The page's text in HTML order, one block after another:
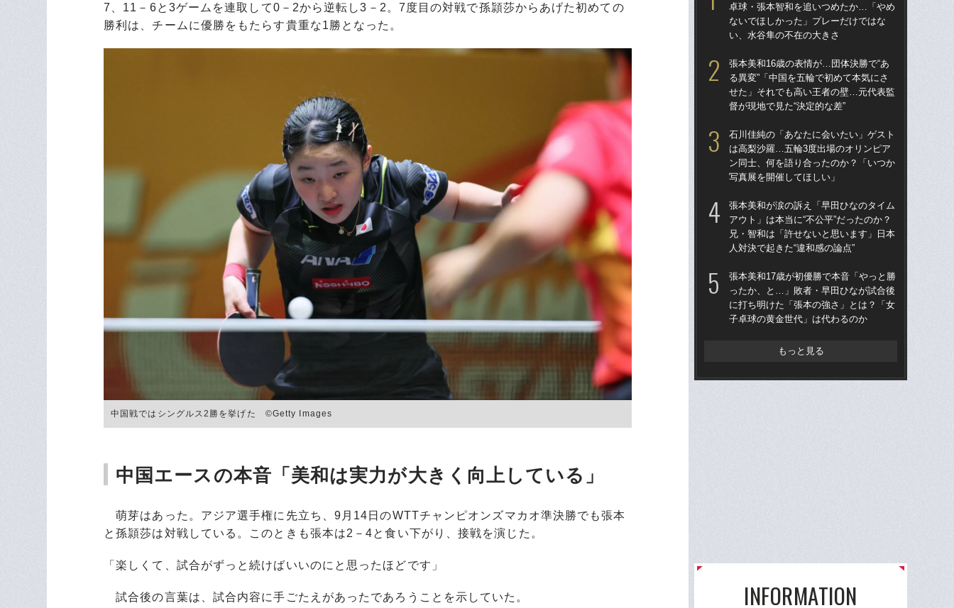
7、11－6と3ゲームを連取して0－2から逆転し3－2。7度目の対戦で孫頴莎からあげた初めての
勝利は、チームに優勝をもたらす貴重な1勝となった。
中国戦ではシングルス2勝を挙げた ©Getty Images
中国エースの本音「美和は実力が大きく向上している」
萌芽はあった。アジア選手権に先立ち、9月14日のWTTチャンピオンズマカオ準決勝でも張本
と孫頴莎は対戦している。このときも張本は2－4と食い下がり、接戦を演じた。
「楽しくて、試合がずっと続けばいいのにと思ったほどです」
試合後の言葉は、試合内容に手ごたえがあったであろうことを示していた。
卓球・張本智和を追いつめたか…「やめ
ないでほしかった」プレーだけではな
い、水谷隼の不在の大きさ
張本美和16歳の表情が…団体決勝で“あ
る異変”「中国を五輪で初めて本気にさ
せた」それでも高い王者の壁…元代表監
督が現地で見た“決定的な差”
石川佳純の「あなたに会いたい」ゲスト
は高梨沙羅…五輪3度出場のオリンピア
ン同士、何を語り合ったのか？「いつか
写真展を開催してほしい」
張本美和が涙の訴え「早田ひなのタイム
アウト」は本当に“不公平”だったのか？
兄・智和は「許せないと思います」日本
人対決で起きた“違和感の論点”
張本美和17歳が初優勝で本音「やっと勝
ったか、と…」敗者・早田ひなが試合後
に打ち明けた「張本の強さ」とは？「女
子卓球の黄金世代」は代わるのか
もっと見る
INFORMATION